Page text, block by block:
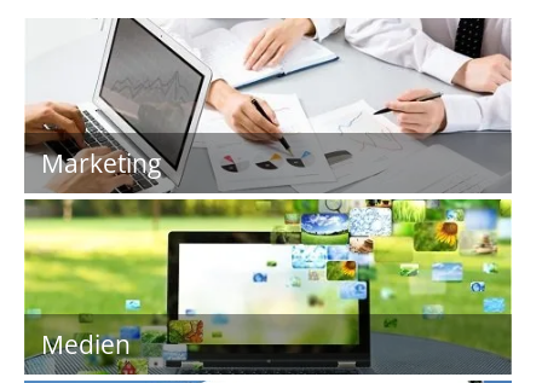
Marketing
Medien